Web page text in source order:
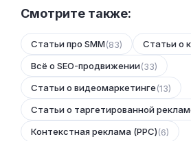
Смотрите также:
Статьи про SMM(83) Статьи о
Всё о SEO-продвижении(33)
Статьи о видеомаркетинге(13)
Статьи о таргетированной
Контекстная реклама (PPC)(6)